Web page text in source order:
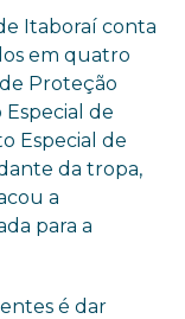
Itaboraí conta
em quatro
Proteção
de
Especial de
da tropa,
a
para a
é dar